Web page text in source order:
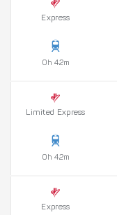
Express
0h 42m
Limited Express
0h 42m
Express